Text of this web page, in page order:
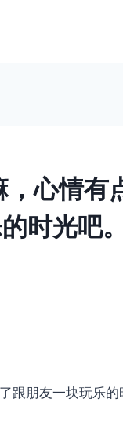
心情有
时光吧
跟朋友一块玩乐的